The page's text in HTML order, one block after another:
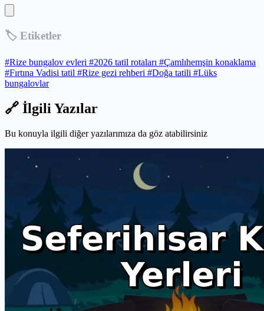
🏷️ Etiketler
#Rize bungalov evleri #2026 tatil rotaları #Çamlıhemşin konaklama
#Fırtına Vadisi tatil #Rize gezi rehberi #Doğa tatili #Lüks
bungalovlar
🔗 İlgili Yazılar
Bu konuyla ilgili diğer yazılarımıza da göz atabilirsiniz